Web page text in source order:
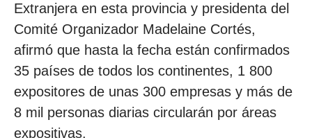
Extranjera en esta provincia y presidenta del
Comité Organizador Madelaine Cortés,
afirmó que hasta la fecha están confirmados
35 países de todos los continentes, 1 800
expositores de unas 300 empresas y más de
8 mil personas diarias circularán por áreas
expositivas.